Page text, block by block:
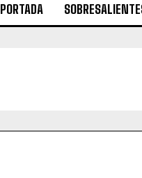
PORTADA